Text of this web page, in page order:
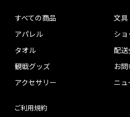
すべての商品
アパレル
タオル
観戦グッズ
アクセサリー
文具
シ
配送
お
ニュ
ご利用規約